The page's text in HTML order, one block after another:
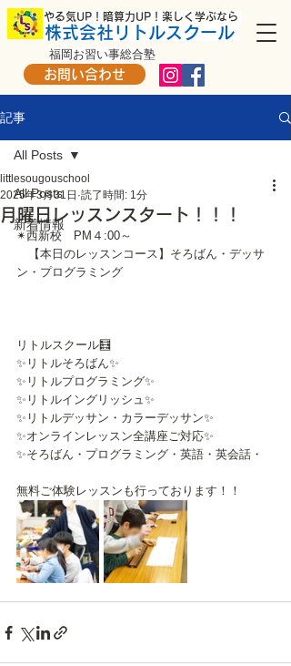
​ やる気UP！暗算力UP！楽しく学ぶなら
株式会社リトルスクール
お問い合わせ
福岡お習い事総合塾
記事
All Posts
新着情報
All Posts
月曜日レッスンスタート！！！
littlesougouschool
2025年3月31日 読了時間: 1分
✴西新校　PM４:00～
【本日のレッスンコース】そろばん・デッサ
ン・プログラミング
リトルスクール🧮
✨リトルそろばん✨
✨リトルプログラミング✨
✨リトルイングリッシュ✨
✨リトルデッサン・カラーデッサン✨
✨オンラインレッスン全講座ご対応✨
✨そろばん・プログラミング・英語・英会話・
無料ご体験レッスンも行っております！！